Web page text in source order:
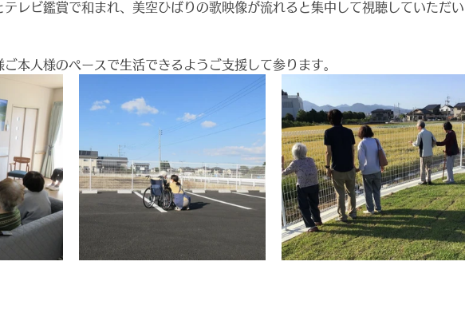
レビ鑑賞で和まれ、美空ひばりの歌映像が流れると集中して視聴していただい
本人様のペースで生活できるようご支援して参ります。